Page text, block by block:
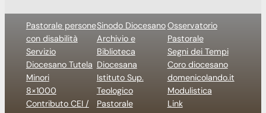
Pastorale persone
con disabilità
Servizio
Diocesano Tutela
Minori
8×1000
Contributo CEI /
Sinodo Diocesano
Archivio e
Biblioteca
Diocesana
Istituto Sup.
Teologico
Pastorale
Osservatorio
Pastorale
Segni dei Tempi
Coro diocesano
domenicolando.it
Modulistica
Link